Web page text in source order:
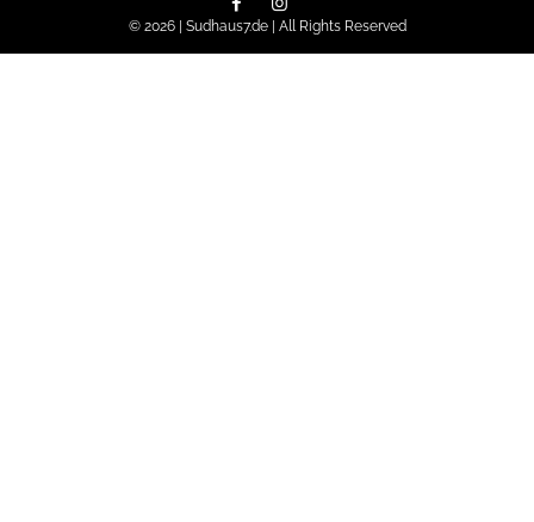
© 2026 | Sudhaus7.de | All Rights Reserved